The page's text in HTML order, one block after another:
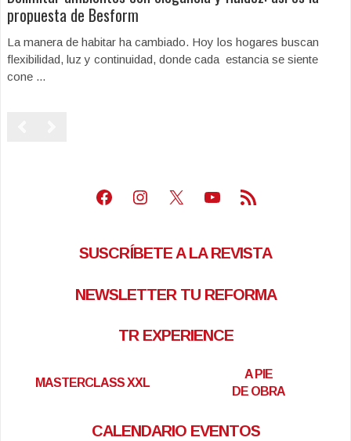
propuesta de Besform
La manera de habitar ha cambiado. Hoy los hogares buscan
flexibilidad, luz y continuidad, donde cada estancia se siente
cone ...
Facebook
Instagram
X Youtube
Feed RSS
SUSCRÍBETE A LA REVISTA
NEWSLETTER TU REFORMA
TR EXPERIENCE
MASTERCLASS XXL
A PIE
DE OBRA
CALENDARIO EVENTOS